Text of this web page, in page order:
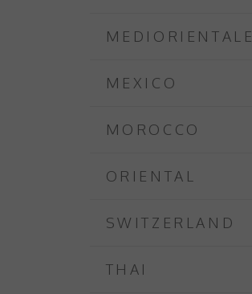
MEDIORIENTALE
MEXICO
MOROCCO
ORIENTAL
SWITZERLAND
THAI